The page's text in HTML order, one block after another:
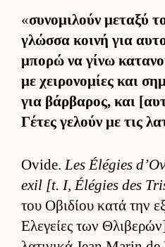
«συνομιλούν μεταξύ
γλώσσα κοινή για
μπορώ να γίνω
με χει­ρονομίες και
για βάρ­βαρος, και
Γέτες γελούν με τις
Ovide.Les Élégies
exil [t. I, Élégies des
του Οβιδίου κατά την
Ελεγείες των